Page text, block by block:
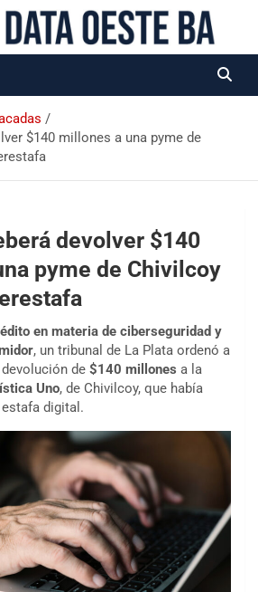
BA
$140 millones a una pyme de
devolver $140
pyme de Chivilcoy
en materia de ciberseguridad y
, un tribunal de La Plata ordenó a
devolución de $140 millones a la
Uno, de Chivilcoy, que había
digital.